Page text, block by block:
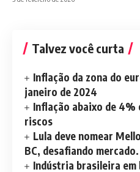
Talvez você curta
Inflação da zona do
janeiro de 2024
Inflação abaixo de 4%
riscos
Lula deve nomear
BC, desafiando mercado.
Indústria brasileira em